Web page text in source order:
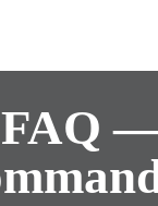
FAQ